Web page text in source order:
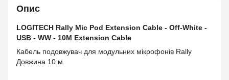
Опис
LOGITECH Rally Mic Pod Extension Cable - Off-White -
USB - WW - 10M Extension Cable
Кабель подовжувач для модульних мікрофонів Rally
Довжина 10 м